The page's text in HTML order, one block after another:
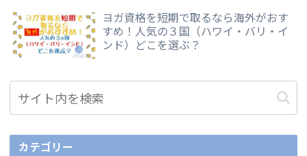
ヨガ資格を短期で取るなら海外がおす
すめ！人気の３国（ハワイ・バリ・イ
ンド）どこを選ぶ？
カテゴリー